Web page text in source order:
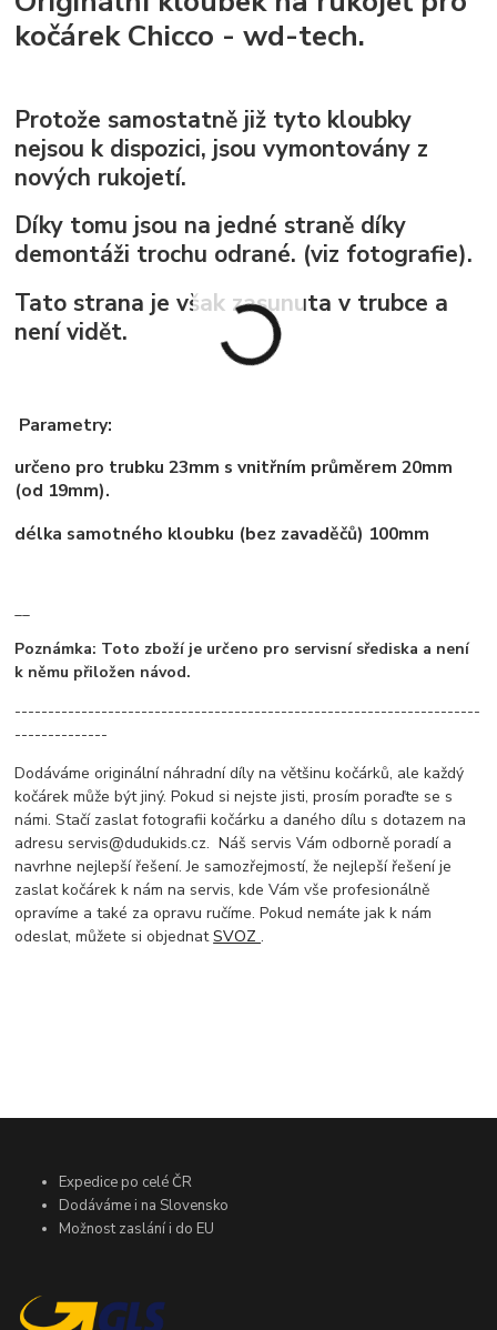
kočárek Chicco - wd-tech.
Protože samostatně již tyto kloubky
nejsou k dispozici, jsou vymontovány z
nových rukojetí.
Díky tomu jsou na jedné straně díky
demontáži trochu odrané. (viz fotografie).
Tato strana je však zasunuta v trubce a
není vidět.
Parametry:
určeno pro trubku 23mm s vnitřním průměrem 20mm
(od 19mm).
délka samotného kloubku (bez zavaděčů) 100mm
__
Poznámka: Toto zboží je určeno pro servisní sřediska a není
k němu přiložen návod.
----------------------------------------------------------------------
--------------
Dodáváme originální náhradní díly na většinu kočárků, ale každý
kočárek může být jiný. Pokud si nejste jisti, prosím poraďte se s
námi. Stačí zaslat fotografii kočárku a daného dílu s dotazem na
adresu servis@dudukids.cz. Náš servis Vám odborně poradí a
navrhne nejlepší řešení. Je samozřejmostí, že nejlepší řešení je
zaslat kočárek k nám na servis, kde Vám vše profesionálně
opravíme a také za opravu ručíme. Pokud nemáte jak k nám
odeslat, můžete si objednatSVOZ.
Expedice po celé ČR
Dodáváme i na Slovensko
Možnost zaslání i do EU